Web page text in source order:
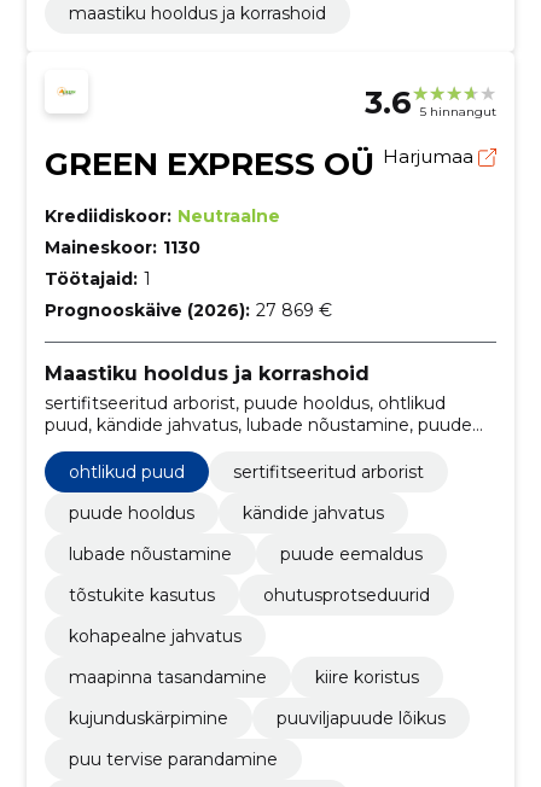
maastiku hooldus ja korrashoid
3.6 5 hinnangut
GREEN EXPRESS OÜ Harjumaa
Krediidiskoor: Neutraalne
Maineskoor: 1130
Töötajaid: 1
Prognooskäive (2026): 27 869 €
Maastiku hooldus ja korrashoid
sertifitseeritud arborist, puude hooldus, ohtlikud
puud, kändide jahvatus, lubade nõustamine, puude
kohapealne jahvatus, maapinna tasandamine
ohtlikud puud
sertifitseeritud arborist
puude hooldus
kändide jahvatus
lubade nõustamine
puude eemaldus
tõstukite kasutus
ohutusprotseduurid
kohapealne jahvatus
maapinna tasandamine
kiire koristus
kujunduskärpimine
puuviljapuude lõikus
puu tervise parandamine